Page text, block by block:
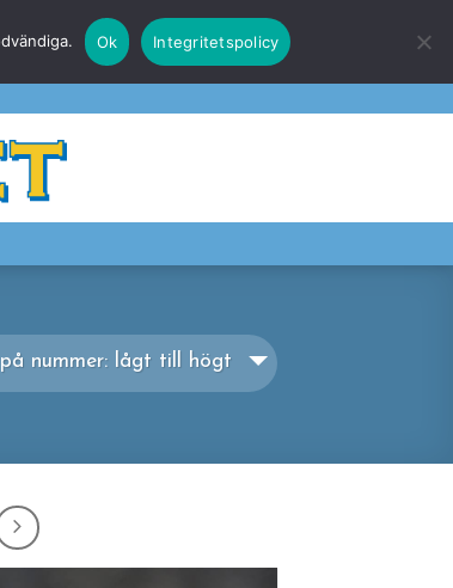
LOGGA IN
nummer: lågt till högt
Ok Integritetspolicy